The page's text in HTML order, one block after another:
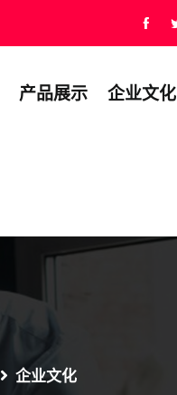
产品展示 企业文化
企业文化